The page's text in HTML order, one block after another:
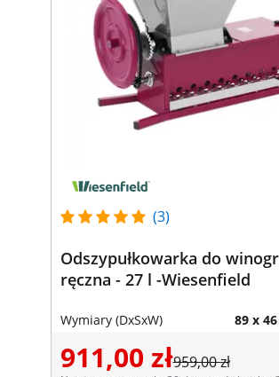
(3)
Odszypułkowarka do
ręczna - 27 l -Wiesenfield
Wymiary (DxSxW) 89 x
911,00 zł959,00 zł